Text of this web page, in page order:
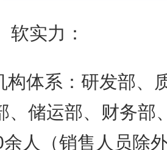
实力：
系：研发部、
、储运部、财务部
人（销售人员除